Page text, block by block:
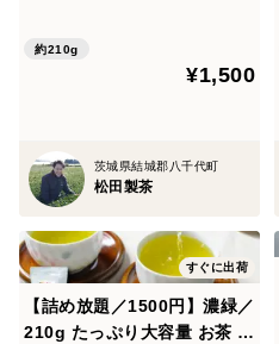
約210g
¥1,500
茨城県結城郡八千代町
松田製茶
すぐに出荷
【詰め放題／1500円】濃緑／
210g たっぷり大容量 お茶 緑